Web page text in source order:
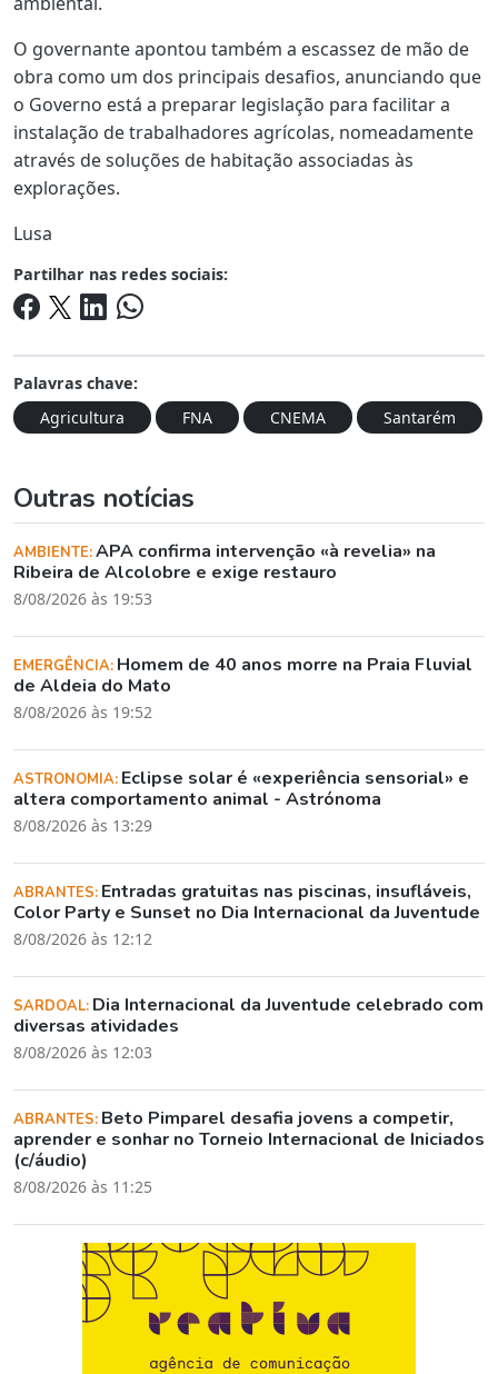
O governante apontou também a escassez de mão de
obra como um dos principais desafios, anunciando que
o Governo está a preparar legislação para facilitar a
instalação de trabalhadores agrícolas, nomeadamente
através de soluções de habitação associadas às
explorações.
Lusa
Partilhar nas redes sociais:
Palavras chave:
Agricultura
FNA CNEMA Santarém
Outras notícias
AMBIENTE:APA confirma intervenção «à revelia» na
Ribeira de Alcolobre e exige restauro
8/08/2026 às 19:53
EMERGÊNCIA: Homem de 40 anos morre na Praia Fluvial
de Aldeia do Mato
8/08/2026 às 19:52
ASTRONOMIA: Eclipse solar é «experiência sensorial» e
altera comportamento animal - Astrónoma
8/08/2026 às 13:29
ABRANTES: Entradas gratuitas nas piscinas, insufláveis,
Color Party e Sunset no Dia Internacional da Juventude
8/08/2026 às 12:12
SARDOAL: Dia Internacional da Juventude celebrado com
diversas atividades
8/08/2026 às 12:03
ABRANTES: Beto Pimparel desafia jovens a competir,
aprender e sonhar no Torneio Internacional de Iniciados
(c/áudio)
8/08/2026 às 11:25